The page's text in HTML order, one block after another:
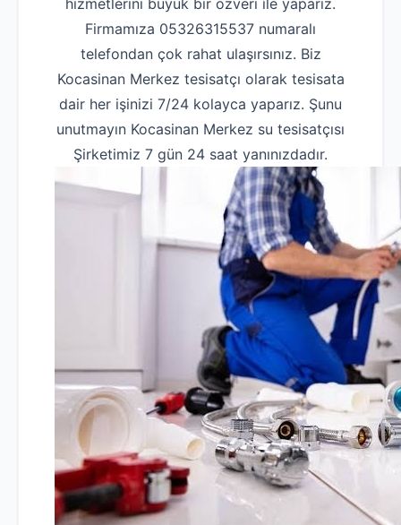
hizmetlerini büyük bir özveri ile yaparız.
Firmamıza 05326315537 numaralı
telefondan çok rahat ulaşırsınız. Biz
Kocasinan Merkez tesisatçı olarak tesisata
dair her işinizi 7/24 kolayca yaparız. Şunu
unutmayın Kocasinan Merkez su tesisatçısı
Şirketimiz 7 gün 24 saat yanınızdadır.